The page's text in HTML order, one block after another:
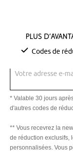
Plus
Codes de
Votre adresse e-
* Valable 30 jours
d'autres codes de
** Vous recevrez la
de réduction exclusifs,
personnalisées. Vous